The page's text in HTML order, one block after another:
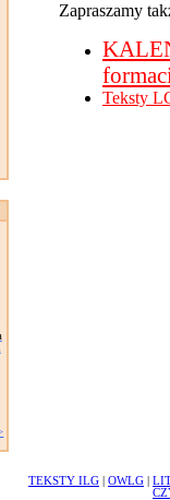
Zapraszamy
Teksty
TEKSTY ILG OWLG